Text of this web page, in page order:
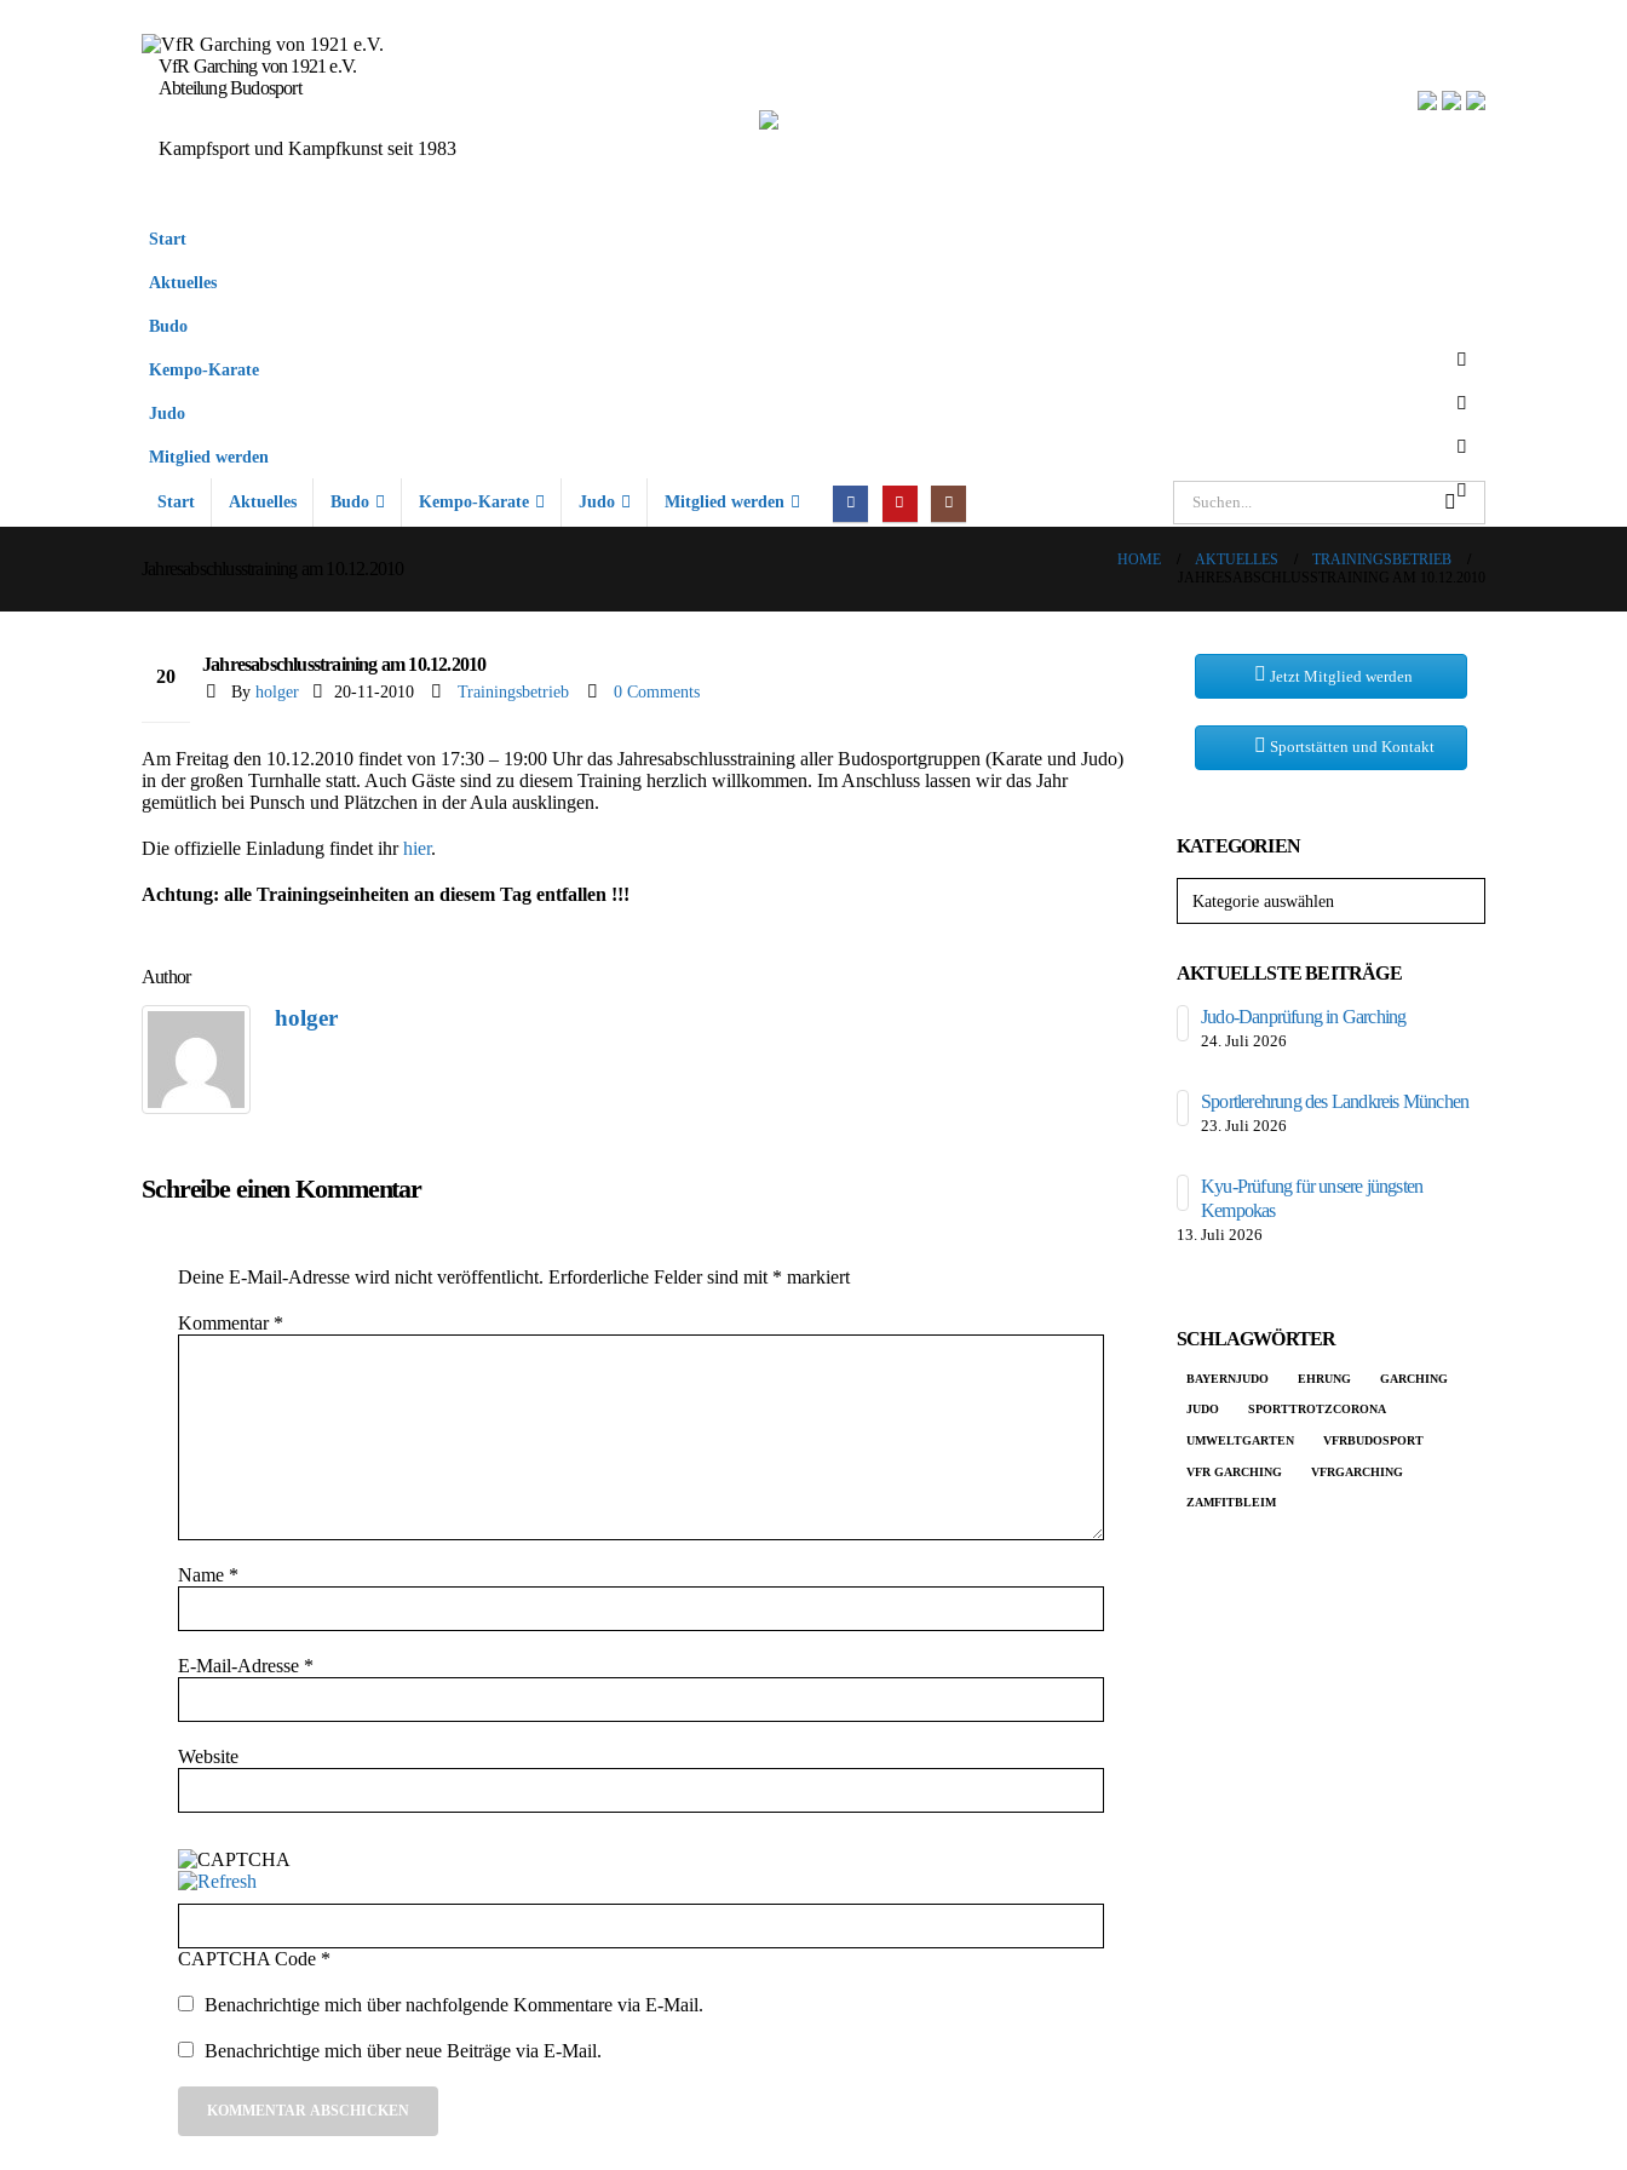
VfR Garching von 1921 e.V.
Abteilung Budosport
Kampfsport und Kampfkunst seit 1983
Start
Aktuelles
Budo
Kempo-Karate
Judo
Mitglied werden
Start Aktuelles Budo Kempo-Karate Judo Mitglied werden
HOME AKTUELLES
TRAININGSBETRIEB
20
Jahresabschlusstraining am 10.12.2010
Byholger 20-11-2010 Trainingsbetrieb 0 Comments
Am Freitag den 10.12.2010 findet von 17:30 – 19:00 Uhr das Jahresabschlusstraining aller Budosportgruppen (Karate und Judo)
in der großen Turnhalle statt. Auch Gäste sind zu diesem Training herzlich willkommen. Im Anschluss lassen wir das Jahr
gemütlich bei Punsch und Plätzchen in der Aula ausklingen.
Die offizielle Einladung findet ihrhier.
Achtung: alle Trainingseinheiten an diesem Tag entfallen !!!
Author
holger
Schreibe einen Kommentar
Deine E-Mail-Adresse wird nicht veröffentlicht. Erforderliche Felder sind mit * markiert
Kommentar *
Name *
E-Mail-Adresse *
Website
CAPTCHA Code *
Benachrichtige mich über nachfolgende Kommentare via E-Mail.
Benachrichtige mich über neue Beiträge via E-Mail.
Jetzt Mitglied werden
Sportstätten und Kontakt
KATEGORIEN
AKTUELLSTE BEITRÄGE
Judo-Danprüfung in Garching
24. Juli 2026
Sportlerehrung des Landkreis München
23. Juli 2026
Kyu-Prüfung für unsere jüngsten
Kempokas
13. Juli 2026
SCHLAGWÖRTER
BAYERNJUDO EHRUNG GARCHING
JUDO SPORTTROTZCORONA
UMWELTGARTEN VFRBUDOSPORT
VFR GARCHING VFRGARCHING
ZAMFITBLEIM